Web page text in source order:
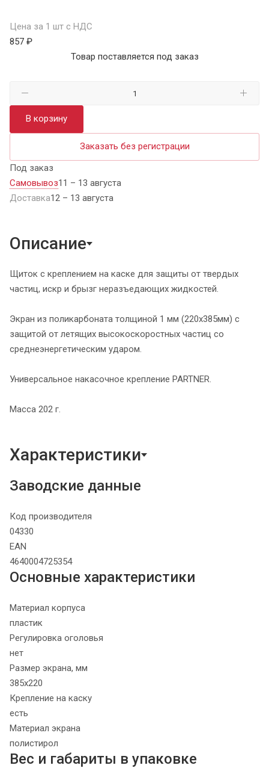
Цена за 1 шт с НДС
857 ₽
Товар поставляется под заказ
В корзину
Заказать без регистрации
Под заказ
Самовывоз11 – 13 августа
Доставка12 – 13 августа
Описание
Щиток с креплением на каске для защиты от твердых
частиц, искр и брызг неразъедающих жидкостей.
Экран из поликарбоната толщиной 1 мм (220х385мм) с
защитой от летящих высокоскоростных частиц со
среднеэнергетическим ударом.
Универсальное накасочное крепление PARTNER.
Масса 202 г.
Характеристики
Заводские данные
Код производителя
04330
EAN
4640004725354
Основные характеристики
Материал корпуса
пластик
Регулировка оголовья
нет
Размер экрана, мм
385х220
Крепление на каску
есть
Материал экрана
полистирол
Вес и габариты в упаковке